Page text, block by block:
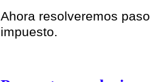
Ahora resolveremos
impuesto.